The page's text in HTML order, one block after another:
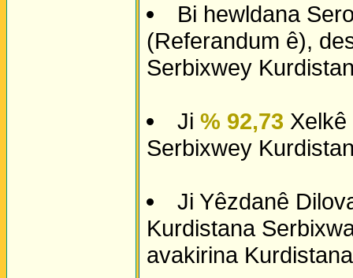
Bi hewldana
(Referandum ê),
Serbixwey
Ji% 92,73
Serbixwey
Ji Yêzdanê
Kurdistana
avakirina